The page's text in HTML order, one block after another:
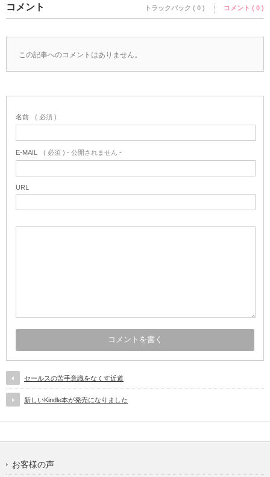
コメント トラックバック ( 0 ) コメント ( 0 )
この記事へのコメントはありません。
名前 ( 必須 )
E-MAIL ( 必須 ) - 公開されません -
URL
セールスの苦手意識をなくす近道
新しいKindle本が発売になりました
お客様の声